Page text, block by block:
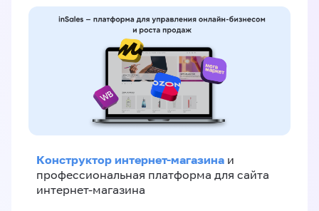
Конструктор интернет-магазина и
профессиональная платформа для сайта
интернет-магазина